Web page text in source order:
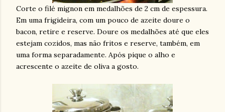
Corte o filé mignon em medalhões de 2 cm de espessura.
Em uma frigideira, com um pouco de azeite doure o
bacon, retire e reserve. Doure os medalhões até que eles
estejam cozidos, mas não fritos e reserve, também, em
uma forma separadamente. Após pique o alho e
acrescente o azeite de oliva a gosto.